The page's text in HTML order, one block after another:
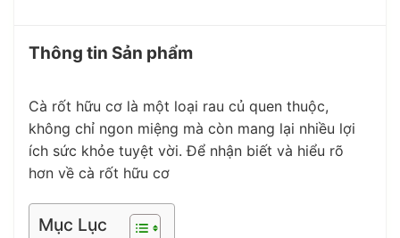
Thông tin Sản phẩm
Cà rốt hữu cơ là một loại rau củ quen thuộc,
không chỉ ngon miệng mà còn mang lại nhiều lợi
ích sức khỏe tuyệt vời. Để nhận biết và hiểu rõ
hơn về cà rốt hữu cơ
Mục Lục